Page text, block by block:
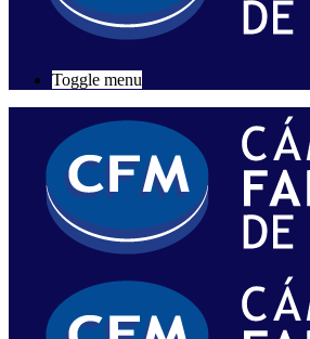
Toggle menu